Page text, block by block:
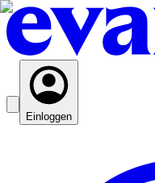
Einloggen